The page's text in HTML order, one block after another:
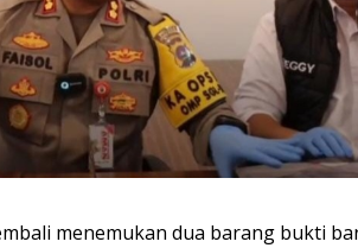
menemukan dua barang bukti